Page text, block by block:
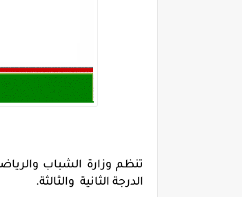
الدرجة الثانية والثالثة.